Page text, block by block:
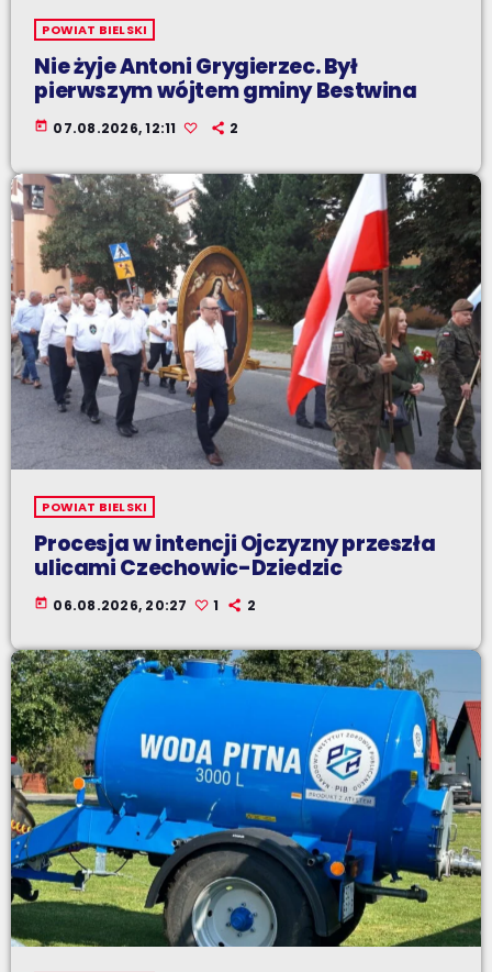
POWIAT BIELSKI
Nie żyje Antoni Grygierzec. Był
pierwszym wójtem gminy Bestwina
today 07.08.2026, 12:11 2
POWIAT BIELSKI
Procesja w intencji Ojczyzny przeszła
ulicami Czechowic-Dziedzic
today 06.08.2026, 20:27 1 2